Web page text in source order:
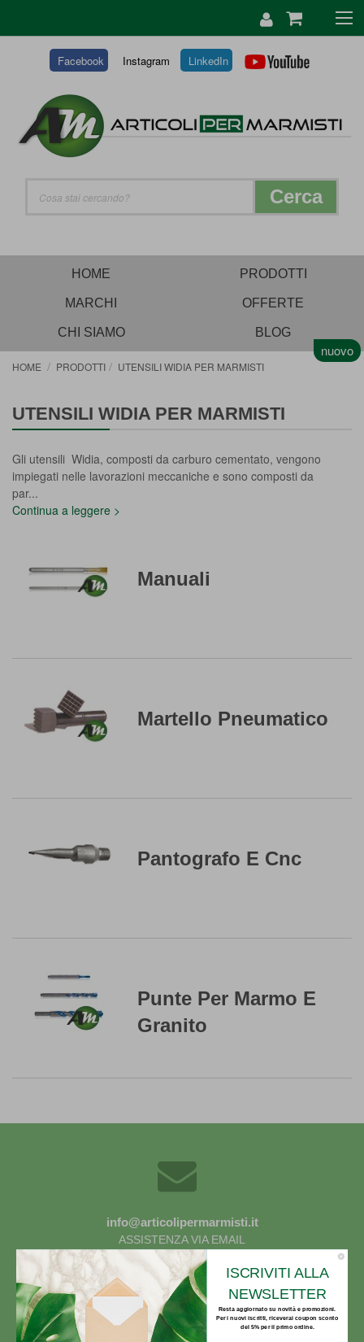
ISCRIVITI ALLA
NEWSLETTER
Resta aggiornato su novità e promozioni.
Per i nuovi iscritti, riceverai coupon sconto
del 5% per il primo ordine.
Facebook Instagram LinkedIn
CONTENUTO
Cerca
HOME PRODOTTI
MARCHI OFFERTE
CHI SIAMO BLOG
HOME PRODOTTI UTENSILI WIDIA PER MARMISTI
UTENSILI WIDIA PER MARMISTI
Gli utensili Widia, composti da carburo cementato, vengono
impiegati nelle lavorazioni meccaniche e sono composti da
par...
Continua a leggere >
Manuali
Martello Pneumatico
Pantografo E Cnc
Punte Per Marmo E
Granito
info@articolipermarmisti.it
ASSISTENZA VIA EMAIL